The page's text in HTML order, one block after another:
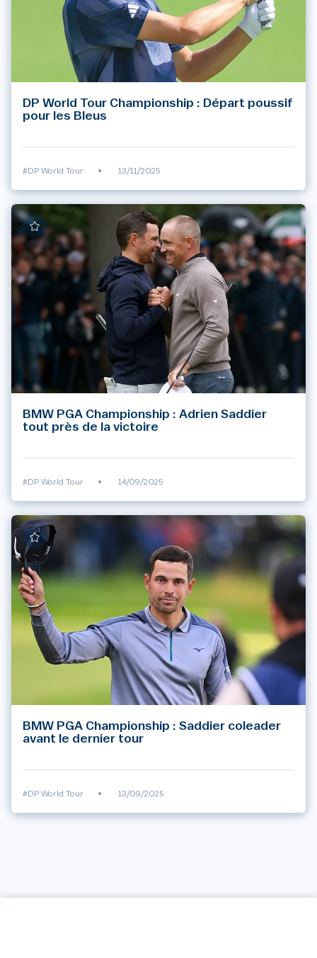
DP World Tour Championship : Départ poussif
pour les Bleus
#DP World Tour • 13/11/2025
BMW PGA Championship : Adrien Saddier
tout près de la victoire
#DP World Tour • 14/09/2025
BMW PGA Championship : Saddier coleader
avant le dernier tour
#DP World Tour • 13/09/2025